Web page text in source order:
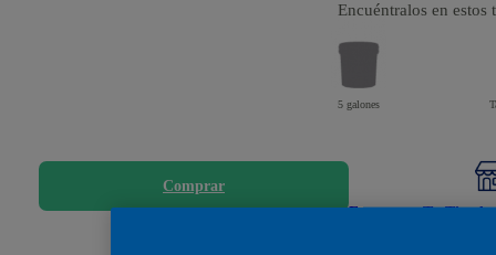
Encuéntralos en estos
5 galones
Comprar
Encuentra Tu Tienda